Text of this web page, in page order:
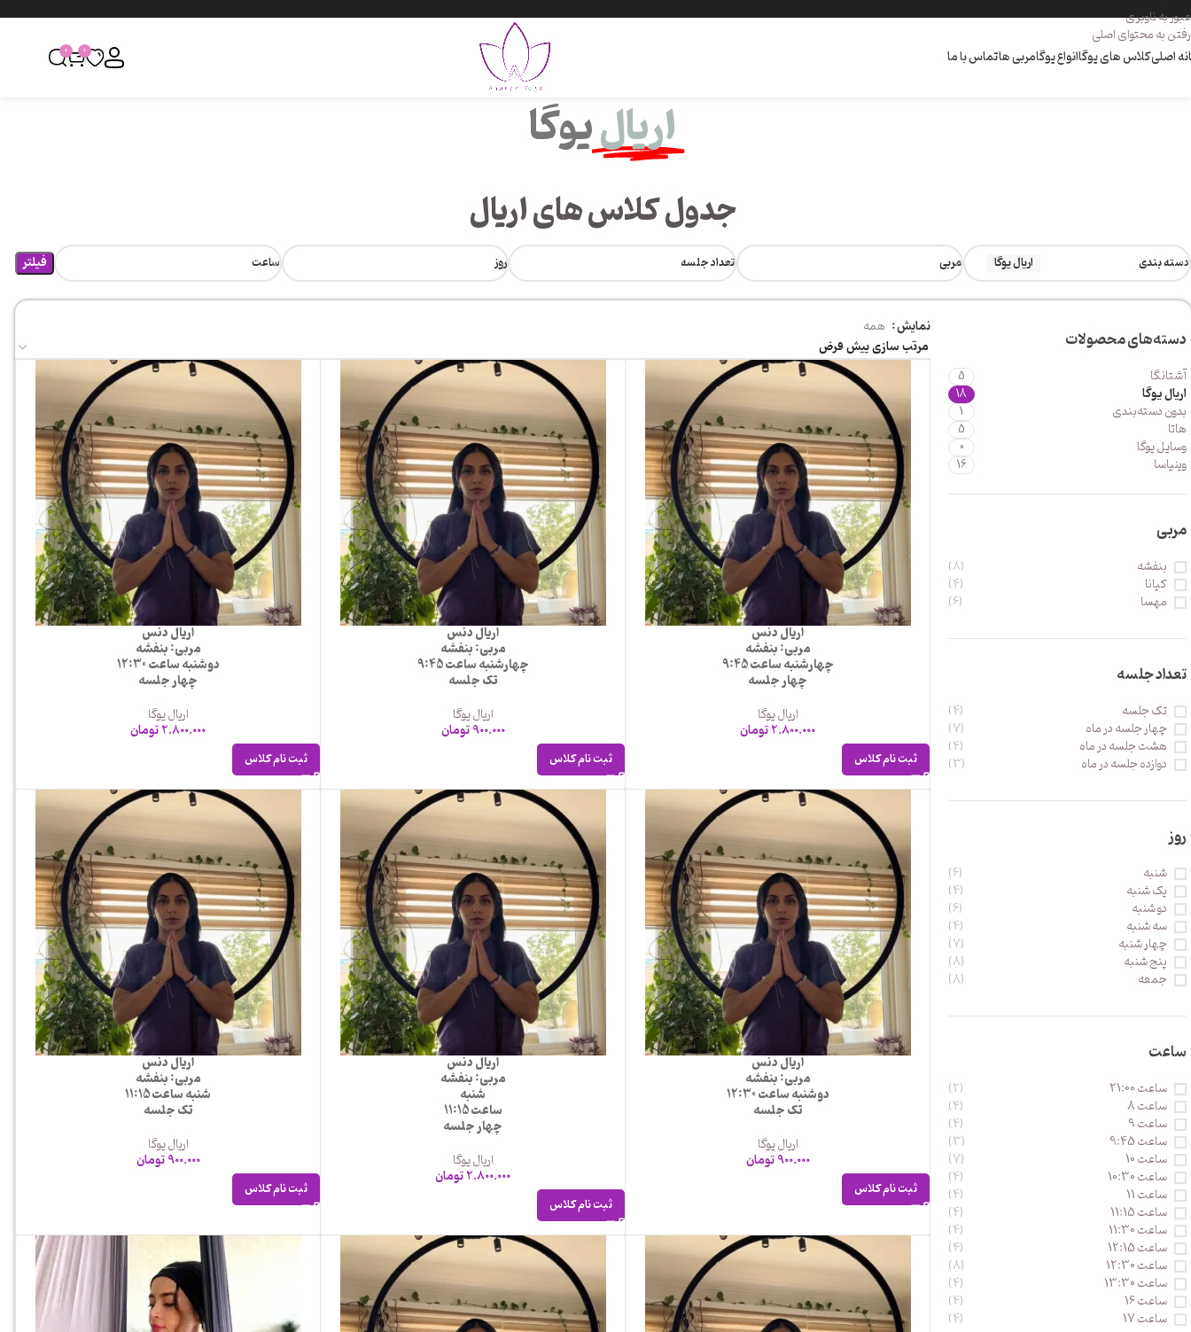
عبور به ناوبری
رفتن به محتوای اصلی
اصلیکلاس های یوگاانواع یوگامربی هاتماس با ما 0
0
اریالیوگا
جدول کلاس های اریال
دسته بندی اریال یوگا مربی تعداد جلسه روز ساعت فیلتر
دسته‌های محصولات
آشتانگا 5
اریال یوگا 18
بدون دسته‌بندی 1
هاتا 5
وسایل یوگا 0
وینیاسا 16
مربی
بنفشه (8)
کیانا (4)
مهسا (6)
تعداد جلسه
تک جلسه (4)
چهار جلسه در ماه (7)
هشت جلسه در ماه (4)
دوازده جلسه در ماه (3)
روز
شنبه (6)
یک شنبه (4)
دو شنبه (6)
سه شنبه (4)
چهار شنبه (7)
پنج شنبه (8)
جمعه (8)
ساعت
ساعت 21:00 (2)
ساعت 8 (4)
ساعت 9 (4)
ساعت 9:45 (3)
ساعت 10 (7)
ساعت 10:30 (4)
ساعت 11 (4)
ساعت 11:15 (4)
ساعت 11:30 (4)
ساعت 12:15 (4)
ساعت 12:30 (8)
ساعت 13:30 (4)
ساعت 16 (4)
ساعت 17 (4)
نمایش همه
اریال دنس
مربی: بنفشه
چهارشنبه ساعت 9:45
چهار جلسه
اریال یوگا
2.800.000تومان
ثبت نام کلاس
اریال دنس
مربی: بنفشه
چهارشنبه ساعت 9:45
تک جلسه
اریال یوگا
900.000تومان
ثبت نام کلاس
اریال دنس
مربی: بنفشه
دوشنبه ساعت 12:30
چهار جلسه
اریال یوگا
2.800.000تومان
ثبت نام کلاس
اریال دنس
مربی: بنفشه
دوشنبه ساعت 12:30
تک جلسه
اریال یوگا
900.000تومان
ثبت نام کلاس
اریال دنس
مربی: بنفشه
شنبه
ساعت 11:15
چهار جلسه
اریال یوگا
2.800.000تومان
ثبت نام کلاس
اریال دنس
مربی: بنفشه
شنبه ساعت 11:15
تک جلسه
اریال یوگا
900.000تومان
ثبت نام کلاس